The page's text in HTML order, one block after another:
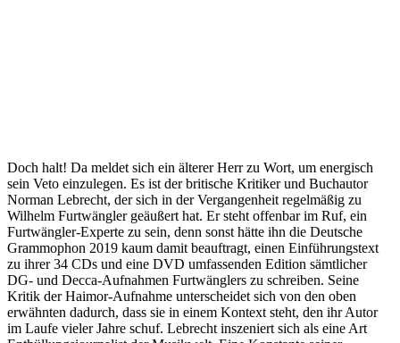
Doch halt! Da meldet sich ein älterer Herr zu Wort, um energisch
sein Veto einzulegen. Es ist der britische Kritiker und Buchautor
Norman Lebrecht, der sich in der Vergangenheit regelmäßig zu
Wilhelm Furtwängler geäußert hat. Er steht offenbar im Ruf, ein
Furtwängler-Experte zu sein, denn sonst hätte ihn die Deutsche
Grammophon 2019 kaum damit beauftragt, einen Einführungstext
zu ihrer 34 CDs und eine DVD umfassenden Edition sämtlicher
DG- und Decca-Aufnahmen Furtwänglers zu schreiben. Seine
Kritik der Haimor-Aufnahme unterscheidet sich von den oben
erwähnten dadurch, dass sie in einem Kontext steht, den ihr Autor
im Laufe vieler Jahre schuf. Lebrecht inszeniert sich als eine Art